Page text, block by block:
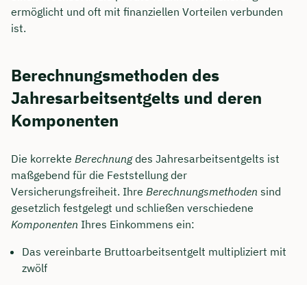
ermöglicht und oft mit finanziellen Vorteilen verbunden
ist.
Berechnungsmethoden des
Jahresarbeitsentgelts und deren
Komponenten
Die korrekte Berechnungdes Jahresarbeitsentgelts ist
maßgebend für die Feststellung der
Versicherungsfreiheit. Ihre Berechnungsmethoden sind
gesetzlich festgelegt und schließen verschiedene
Komponenten Ihres Einkommens ein:
Das vereinbarte Bruttoarbeitsentgelt multipliziert mit
zwölf